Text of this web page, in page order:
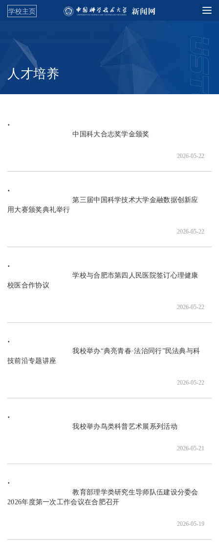
学校主页
人才培养
                               中国科大合志奖学金颁奖
2026-05-22
                               第三届中国科学技术大学金融数据创新应
用大赛颁奖典礼举行
2026-05-22
                               学校与合肥市第四人民医院签订心理健康
校医合作协议
2026-05-22
                               我校举办“典亮青春·法治同行”民法典与科
技前沿专题讲座
2026-05-22
                               我校举办鸟类科普艺术展系列活动
2026-05-21
                               教育部理学类研究生导师队伍建设分委会
2026年度第一次工作会议在合肥召开
2026-05-19